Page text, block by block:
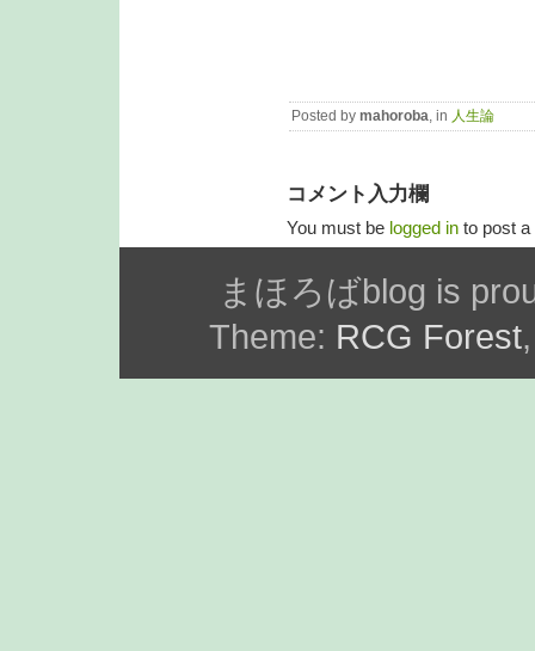
Posted by mahoroba, in 人生論
コメント入力欄
You must be logged in to post
まほろばblog is
Theme: RCG Forest